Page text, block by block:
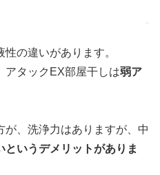
の違いがあります。
アタックEX部屋干しは弱ア
、洗浄力はありますが、中
というデメリットがありま